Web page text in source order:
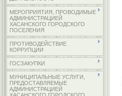
МЕРОПРИЯТИЯ, ПРОВОДИМЫЕ
АДМИНИСТРАЦИЕЙ
ХАСАНСКОГО ГОРОДСКОГО
ПОСЕЛЕНИЯ
ПРОТИВОДЕЙСТВИЕ
КОРРУПЦИИ
ГОСЗАКУПКИ
МУНИЦИПАЛЬНЫЕ УСЛУГИ,
ПРЕДОСТАВЛЯЕМЫЕ
АДМИНИСТРАЦИЕЙ